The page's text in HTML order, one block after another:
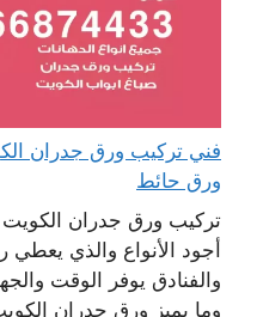
ورق حائط
تركيب ورق جدران
أجود الأنواع والذي يعطي
والفنادق يوفر الوقت
وما يميز ورق جدران